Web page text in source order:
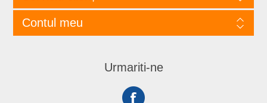
Contul meu
Urmariti-ne